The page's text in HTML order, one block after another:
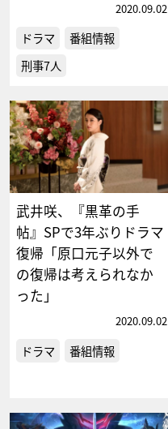
2020.09.02
ドラマ
番組情報
刑事7人
武井咲、『黒革の手
帖』SPで3年ぶりドラマ
復帰「原口元子以外で
の復帰は考えられなか
った」
2020.09.02
ドラマ 番組情報